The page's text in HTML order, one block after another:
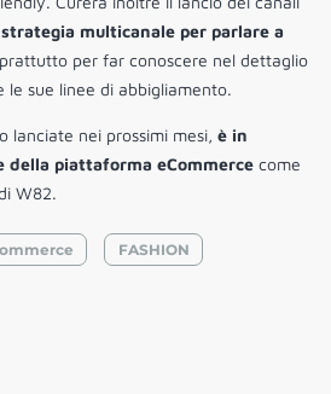
multicanale per parlare a
per far conoscere nel dettaglio
sue linee di abbigliamento.
lanciate nei prossimi mesi, è in
della piattaforma eCommerce come
W82.
FASHION